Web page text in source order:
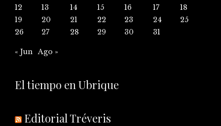
12
13 14 15 16 17
18
19
20 21 22 23 24
25
26
27 28 29 30 31
« Jun Ago »
El tiempo en Ubrique
Editorial Tréveris